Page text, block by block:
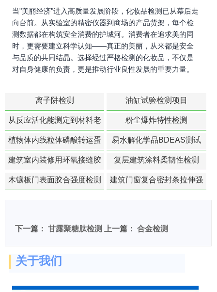
当"美丽经济"进入高质量发展阶段，化妆品检测已从幕后走
向台前。从实验室的精密仪器到商场的产品货架，每个检
测数据都在构筑安全消费的护城河。消费者在追求美的同
时，更需要建立科学认知——真正的美丽，从来都是安全
与品质的共同结晶。选择经过严格检测的化妆品，不仅是
对自身健康的负责，更是推动行业良性发展的重要力量。
离子阱检测 油缸试验检测项目
从反应活化能测定到材料老
化寿命预测的经典模型
粉尘爆炸特性检测
植物体内线粒体磷酸转运蛋
白活性检测
易水解化学品BDEAS测试
建筑室内装修用环氧接缝胶
苯含量检测
复层建筑涂料柔韧性检测
木镶板门表面胶合强度检测
建筑门窗复合密封条拉伸强
下一篇： 甘露聚糖肽检测 上一篇： 合金检测
关于我们